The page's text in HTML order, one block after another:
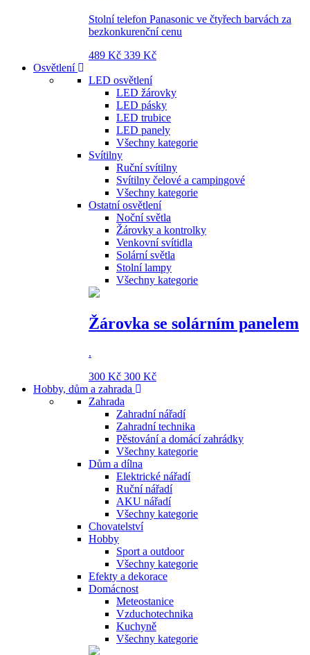
Stolní telefon Panasonic ve čtyřech barvách za
bezkonkurenční cenu
489 Kč 339 Kč
Osvětlení
LED osvětlení
LED žárovky
LED pásky
LED trubice
LED panely
Všechny kategorie
Svítilny
Ruční svítilny
Svítilny čelové a campingové
Všechny kategorie
Ostatní osvětlení
Noční světla
Žárovky a kontrolky
Venkovní svítidla
Solární světla
Stolní lampy
Všechny kategorie
Žárovka se solárním panelem
.
300 Kč 300 Kč
Hobby, dům a zahrada
Zahrada
Zahradní nářadí
Zahradní technika
Pěstování a domácí zahrádky
Všechny kategorie
Dům a dílna
Elektrické nářadí
Ruční nářadí
AKU nářadí
Všechny kategorie
Chovatelství
Hobby
Sport a outdoor
Všechny kategorie
Efekty a dekorace
Domácnost
Meteostanice
Vzduchotechnika
Kuchyně
Všechny kategorie